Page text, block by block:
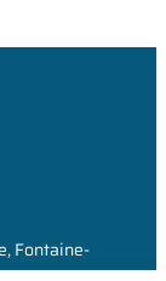
Fontaine-